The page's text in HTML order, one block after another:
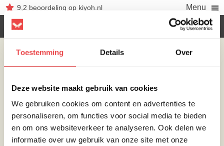
Toestemming Details Over
Deze website maakt gebruik van cookies
We gebruiken cookies om content en advertenties te
personaliseren, om functies voor social media te bieden
en om ons websiteverkeer te analyseren. Ook delen we
informatie over uw gebruik van onze site met onze
9,2 beoordelingop kiyoh.nl Menu